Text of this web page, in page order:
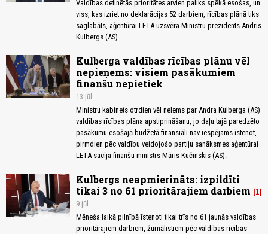
Valdības definētās prioritātes arvien paliks spēkā esošas, un
viss, kas izriet no deklarācijas 52 darbiem, rīcības plānā tiks
saglabāts, aģentūrai LETA uzsvēra Ministru prezidents Andris
Kulbergs (AS).
Kulberga valdības rīcības plānu vēl
nepieņems: visiem pasākumiem
finanšu nepietiek
13.jūl
Ministru kabinets otrdien vēl nelems par Andra Kulberga (AS)
valdības rīcības plāna apstiprināšanu, jo daļu tajā paredzēto
pasākumu esošajā budžetā finansiāli nav iespējams īstenot,
pirmdien pēc valdību veidojošo partiju sanāksmes aģentūrai
LETA sacīja finanšu ministrs Māris Kučinskis (AS).
Kulbergs neapmierināts: izpildīti
tikai 3 no 61 prioritārajiem darbiem
1
9.jūl
Mēneša laikā pilnībā īstenoti tikai trīs no 61 jaunās valdības
prioritārajiem darbiem, žurnālistiem pēc valdības rīcības